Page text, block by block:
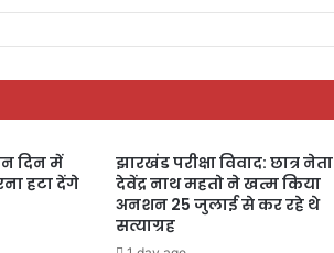
दिन में
हटा देंगे
झारखंड परीक्षा विवाद: छात्र नेता
देवेंद्र नाथ महतो ने खत्म किया
अनशन 25 जुलाई से कर रहे थे
सत्याग्रह